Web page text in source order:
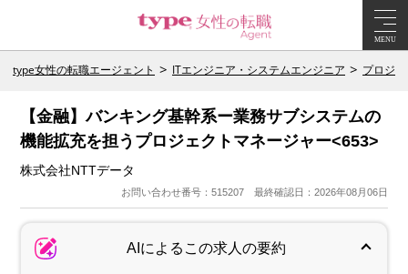
MENU
type女性の転職エージェント ITエンジニア・システムエンジニア プロジ
【金融】バンキング基幹系ー業務サブシステムの
機能拡充を担うプロジェクトマネージャー<653>
株式会社NTTデータ
お問い合わせ番号：515207 最終確認日：2026年08月06日
AIによるこの求人の要約